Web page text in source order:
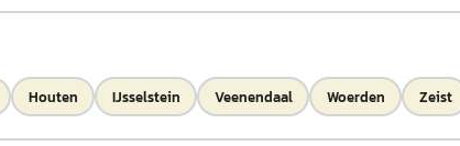
Houten IJsselstein Veenendaal Woerden Zeist